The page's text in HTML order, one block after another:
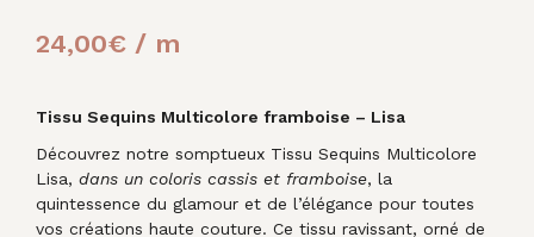
24,00€ / m
Tissu Sequins Multicolore framboise – Lisa
Découvrez notre somptueux Tissu Sequins Multicolore
Lisa, dans un coloris cassis et framboise, la
quintessence du glamour et de l’élégance pour toutes
vos créations haute couture. Ce tissu ravissant, orné de